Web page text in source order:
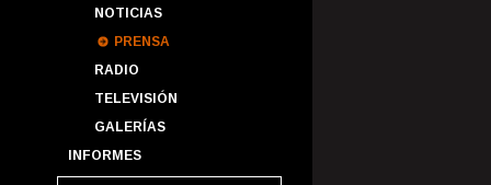
NOTICIAS
PRENSA
RADIO
TELEVISIÓN
GALERÍAS
INFORMES